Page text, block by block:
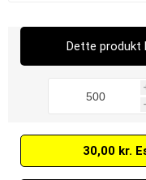
Dette produkt
30,00 kr.